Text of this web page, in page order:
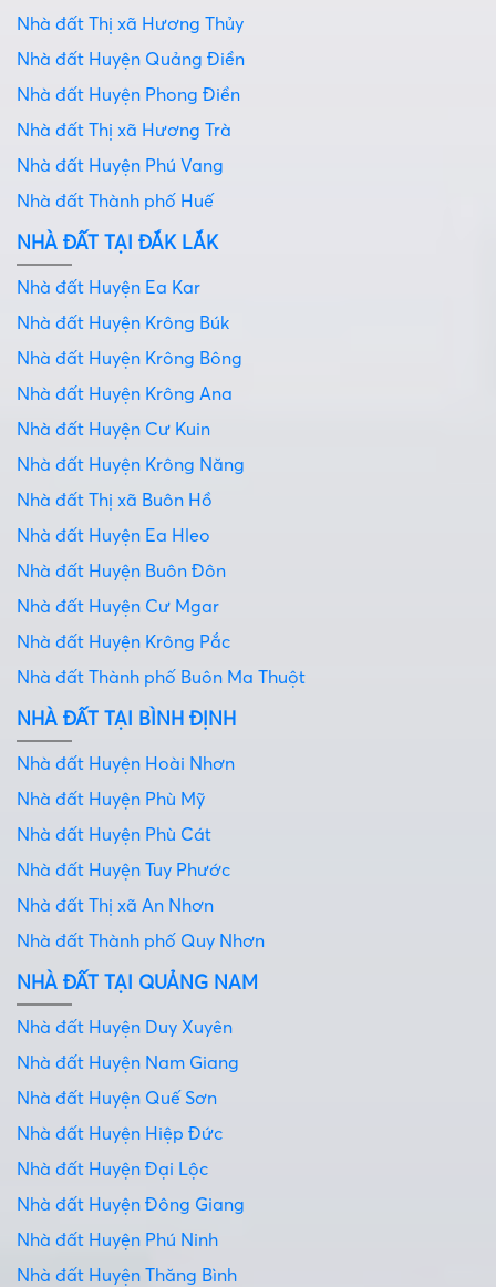
Nhà đất Thị xã Hương Thủy
Nhà đất Huyện Quảng Điền
Nhà đất Huyện Phong Điền
Nhà đất Thị xã Hương Trà
Nhà đất Huyện Phú Vang
Nhà đất Thành phố Huế
NHÀ ĐẤT TẠI ĐẮK LẮK
Nhà đất Huyện Ea Kar
Nhà đất Huyện Krông Búk
Nhà đất Huyện Krông Bông
Nhà đất Huyện Krông Ana
Nhà đất Huyện Cư Kuin
Nhà đất Huyện Krông Năng
Nhà đất Thị xã Buôn Hồ
Nhà đất Huyện Ea Hleo
Nhà đất Huyện Buôn Đôn
Nhà đất Huyện Cư Mgar
Nhà đất Huyện Krông Pắc
Nhà đất Thành phố Buôn Ma Thuột
NHÀ ĐẤT TẠI BÌNH ĐỊNH
Nhà đất Huyện Hoài Nhơn
Nhà đất Huyện Phù Mỹ
Nhà đất Huyện Phù Cát
Nhà đất Huyện Tuy Phước
Nhà đất Thị xã An Nhơn
Nhà đất Thành phố Quy Nhơn
NHÀ ĐẤT TẠI QUẢNG NAM
Nhà đất Huyện Duy Xuyên
Nhà đất Huyện Nam Giang
Nhà đất Huyện Quế Sơn
Nhà đất Huyện Hiệp Đức
Nhà đất Huyện Đại Lộc
Nhà đất Huyện Đông Giang
Nhà đất Huyện Phú Ninh
Nhà đất Huyện Thăng Bình